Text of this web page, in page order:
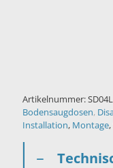
Artikelnummer:SD04L
Bodensaugdosen,
Installation, Montage,